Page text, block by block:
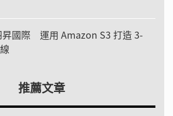
昇國際 運用 Amazon S3 打造 3-
推薦文章